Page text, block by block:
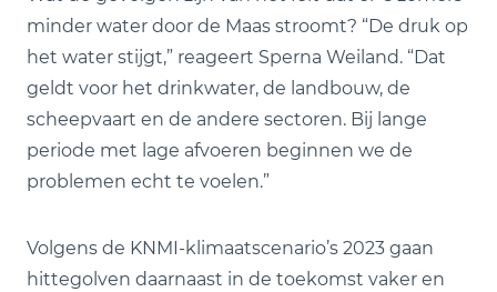
minder water door de Maas stroomt? “De druk op
het water stijgt,” reageert Sperna Weiland. “Dat
geldt voor het drinkwater, de landbouw, de
scheepvaart en de andere sectoren. Bij lange
periode met lage afvoeren beginnen we de
problemen echt te voelen.”
Volgens de KNMI-klimaatscenario’s 2023 gaan
hittegolven daarnaast in de toekomst vaker en